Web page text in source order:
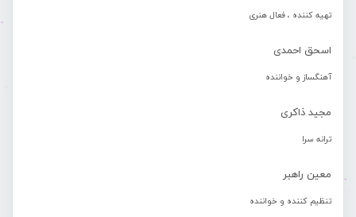
تهیه کننده ، فعال هنری
اسحق احمدی
آهنگساز و خواننده
مجید ذاکری
ترانه سرا
معین راهبر
تنظیم کننده و خواننده